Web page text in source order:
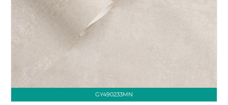
GY490233MN